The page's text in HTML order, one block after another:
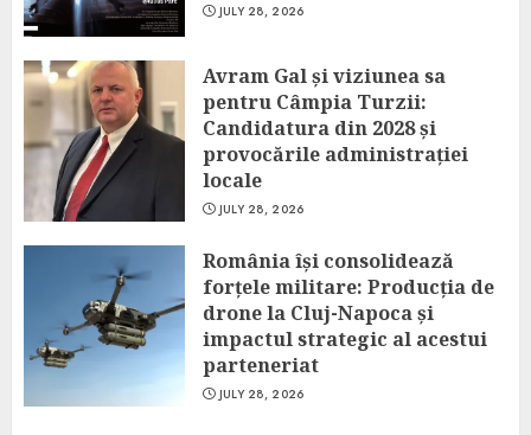
JULY 28, 2026
Avram Gal și viziunea sa
pentru Câmpia Turzii:
Candidatura din 2028 și
provocările administrației
locale
JULY 28, 2026
România își consolidează
forțele militare: Producția de
drone la Cluj-Napoca și
impactul strategic al acestui
parteneriat
JULY 28, 2026